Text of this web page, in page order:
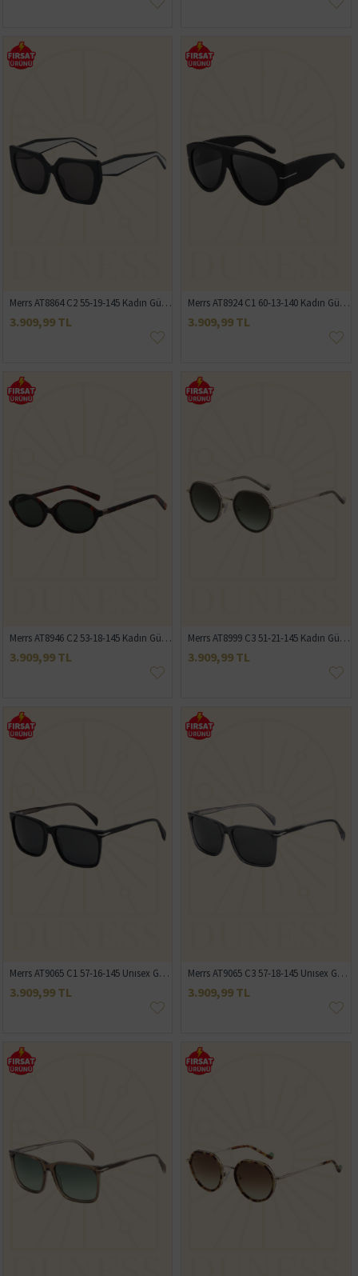
Merrs AT8864 C2 55-19-145 Kadın Güneş Gözlügğü
3.909,99 TL
Merrs AT8924 C1 60-13-140 Kadın Güneş Gözlüğü
3.909,99 TL
Merrs AT8946 C2 53-18-145 Kadın Güneş Gözlüğü
3.909,99 TL
Merrs AT8999 C3 51-21-145 Kadın Güneş Gözlüğü
3.909,99 TL
Merrs AT9065 C1 57-16-145 Unısex Güneş Gözlüğü
3.909,99 TL
Merrs AT9065 C3 57-18-145 Unısex Güneş Gözlüğü
3.909,99 TL